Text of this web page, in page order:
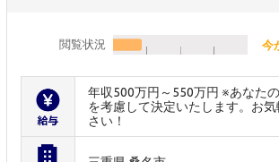
閲覧状況 今
年収500万円～550万円 ※あなた
を考慮して決定いたします。お
さい！